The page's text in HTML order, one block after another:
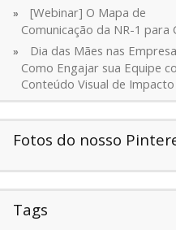
[Webinar] O Mapa de
Comunicação da NR-1 para
Dia das Mães nas
Como Engajar sua Equipe
Conteúdo Visual de Impacto
Fotos do nosso
Tags